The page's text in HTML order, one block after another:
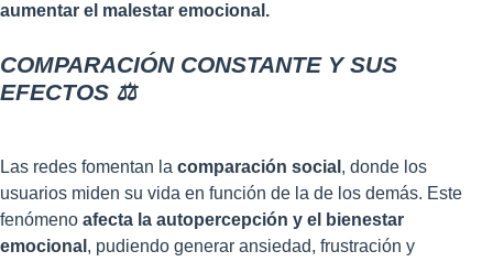
aumentar el malestar emocional.
COMPARACIÓN CONSTANTE Y SUS
EFECTOS ⚖️
Las redes fomentan la comparación social , donde los
usuarios miden su vida en función de la de los demás. Este
fenómeno afecta la autopercepción y el bienestar
emocional , pudiendo generar ansiedad, frustración y